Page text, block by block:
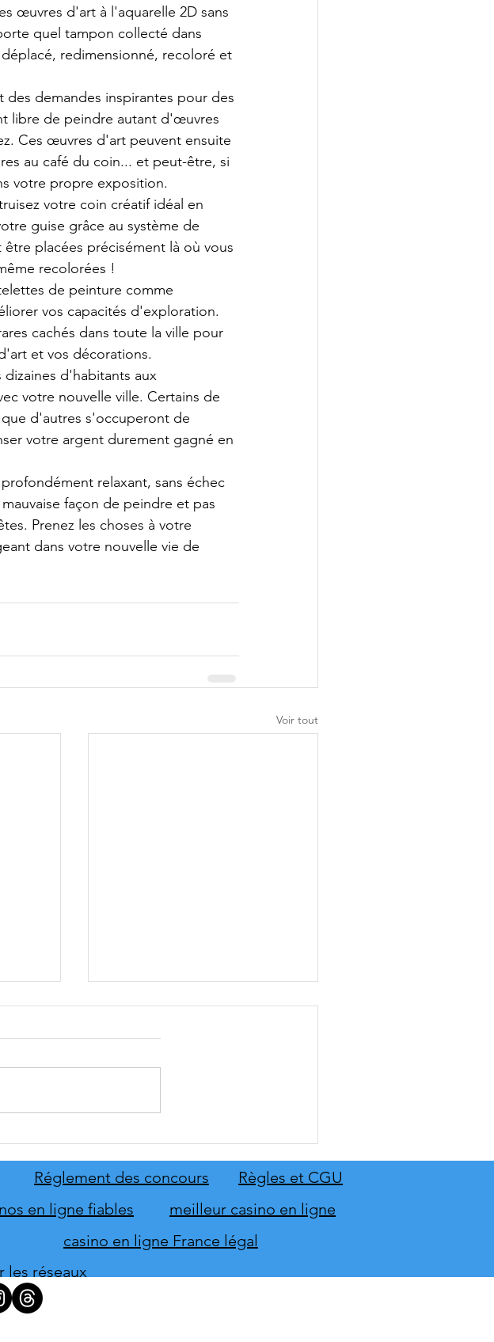
œuvres d'art à l'aquarelle 2D sans
quel tampon collecté dans
redimensionné, recoloré et
des demandes inspirantes pour des
libre de peindre autant d'œuvres
Ces œuvres d'art peuvent ensuite
au café du coin... et peut-être, si
votre propre exposition.
votre coin créatif idéal en
guise grâce au système de
placées précisément là où vous
recolorées !
de peinture comme
vos capacités d'exploration.
cachés dans toute la ville pour
et vos décorations.
dizaines d'habitants aux
votre nouvelle ville. Certains de
d'autres s'occuperont de
votre argent durement gagné en
relaxant, sans échec
façon de peindre et pas
Prenez les choses à votre
dans votre nouvelle vie de
Voir tout
novembre
Règles et CGU
Réglement des concours
meilleur casino en ligne
en ligne fiables
casino en ligne France légal
les réseaux